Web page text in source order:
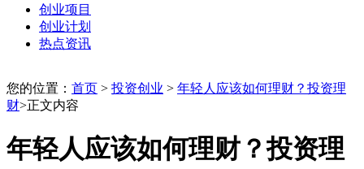
创业项目
创业计划
热点资讯
您的位置： 首页 > 投资创业 > 年轻人应该如何理财？投资理
财>正文内容
年轻人应该如何理财？投资理